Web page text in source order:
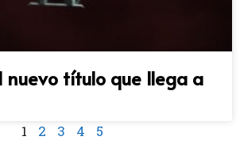
nuevo título que llega a
1 2 3 4 5